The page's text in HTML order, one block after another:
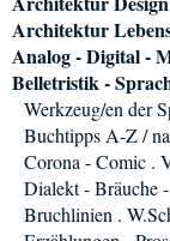
Architektur
Analog - Digital -
Belletristik -
Werkzeug/en der
Buchtipps A-Z /
Corona - Comic .
Dialekt - Bräuche
Bruchlinien .